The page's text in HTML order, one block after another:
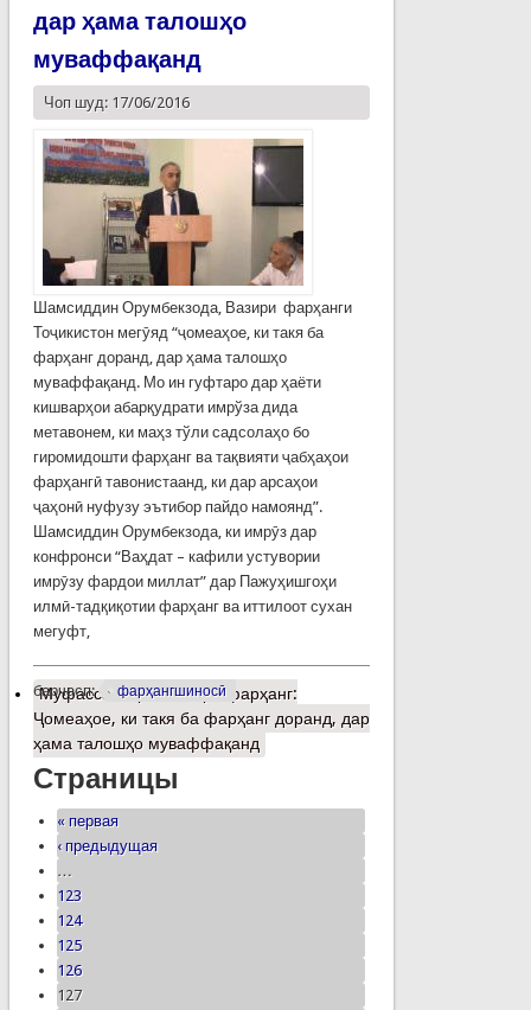
дар ҳама талошҳо
муваффақанд
Чоп шуд: 17/06/2016
Шамсиддин Орумбекзода, Вазири фарҳанги
Тоҷикистон мегӯяд “ҷомеаҳое, ки такя ба
фарҳанг доранд, дар ҳама талошҳо
муваффақанд. Мо ин гуфтаро дар ҳаёти
кишварҳои абарқудрати имрўза дида
метавонем, ки маҳз тўли садсолаҳо бо
гиромидошти фарҳанг ва тақвияти ҷабҳаҳои
фарҳангӣ тавонистаанд, ки дар арсаҳои
ҷаҳонӣ нуфузу эътибор пайдо намоянд”.
Шамсиддин Орумбекзода, ки имрӯз дар
конфронси “Ваҳдат – кафили устувории
имрӯзу фардои миллат” дар Пажуҳишгоҳи
илмӣ-тадқиқотии фарҳанг ва иттилоот сухан
мегуфт,
барчасп: фарҳангшиносӣ
Муфассалтаро Вазири фарҳанг:
Ҷомеаҳое, ки такя ба фарҳанг доранд, дар
ҳама талошҳо муваффақанд
Страницы
« первая
‹ предыдущая
…
123
124
125
126
127